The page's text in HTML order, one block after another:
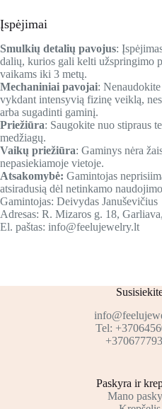
Įspėjimai
Smulkių detalių pavojus:
dalių, kurios gali kelti užspringimo
vaikams iki 3 metų.
Mechaniniai pavojai:
vykdant intensyvią fizinę veiklą,
arba sugadinti gaminį.
Priežiūra: Saugokite nuo stipraus
medžiagų.
Vaikų priežiūra: Gaminys nėra
nepasiekiamoje vietoje.
Atsakomybė: Gamintojas
atsiradusią dėl netinkamo
Gamintojas: Deivydas Januševičius
Adresas: R. Mizaros g. 18,
El. paštas: info@feelujewelry.lt
Tel:
Paskyra ir
Mano